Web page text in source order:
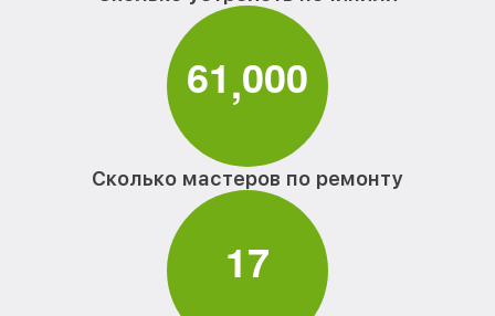
61,000
Сколько мастеров по ремонту
17